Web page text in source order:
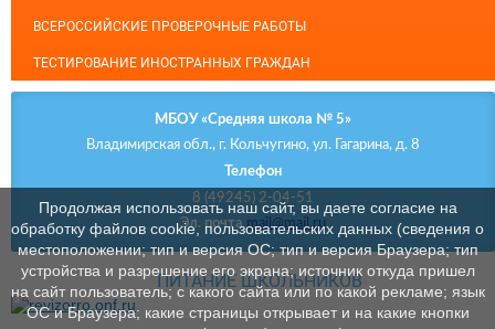
ВСЕРОССИЙСКИЕ ПРОВЕРОЧНЫЕ РАБОТЫ
ТЕСТИРОВАНИЕ ИНОСТРАННЫХ ГРАЖДАН
МБОУ «Средняя школа № 5»
Владимирская обл., г. Кольчугино, ул. Гагарина, д. 8
Телефон
8 (49245) 2-04-51
Эл. почта mail@mail.ru
ПИТАНИЕ ШКОЛЬНИКОВ
Продолжая использовать наш сайт, вы даете согласие на
обработку файлов cookie, пользовательских данных (сведения о
местоположении; тип и версия ОС; тип и версия Браузера; тип
устройства и разрешение его экрана; источник откуда пришел
на сайт пользователь; с какого сайта или по какой рекламе; язык
ОС и Браузера; какие страницы открывает и на какие кнопки